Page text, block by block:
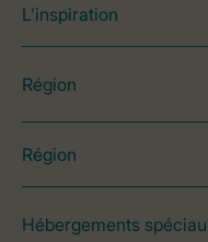
L’inspiration
Région
Région
Hébergements